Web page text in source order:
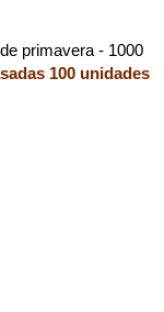
primavera - 1000
100 unidades